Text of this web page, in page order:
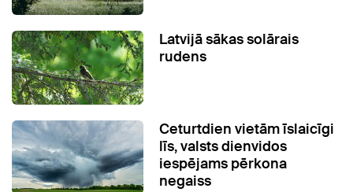
Latvijā sākas solārais
rudens
Ceturtdien vietām īslaicīgi
līs, valsts dienvidos
iespējams pērkona
negaiss